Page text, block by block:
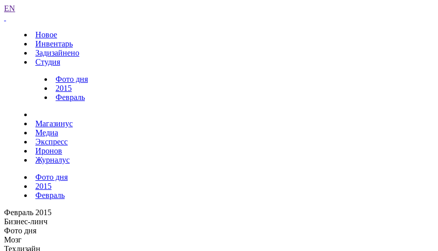
EN
Новое
Инвентарь
Задизайнено
Студия
Фото дня
2015
Февраль
Магазинус
Медиа
Экспресс
Иронов
Журналус
Фото дня
2015
Февраль
Февраль 2015
Бизнес-линч
Фото дня
Мозг
Техдизайн